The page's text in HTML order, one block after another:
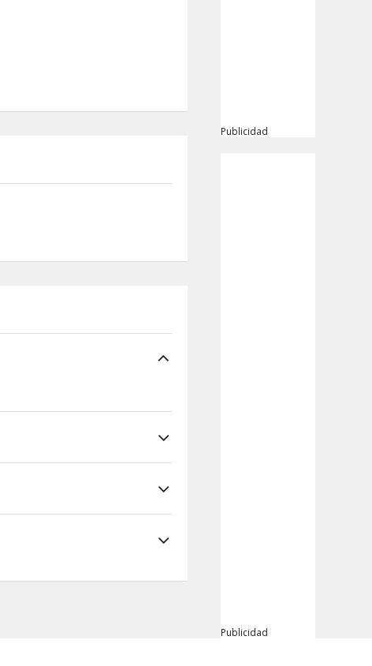
Publicidad
Publicidad